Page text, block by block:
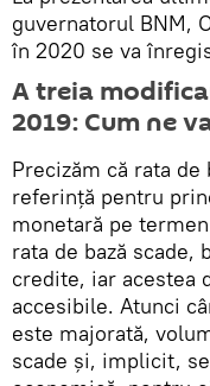
guvernatorul BNM,
în 2020 se va
A treia
2019: Cum ne
Precizăm că rata
referinţă pentru
monetară pe
rata de bază scade,
credite, iar acestea
accesibile. Atunci
este majorată,
scade și, implicit,